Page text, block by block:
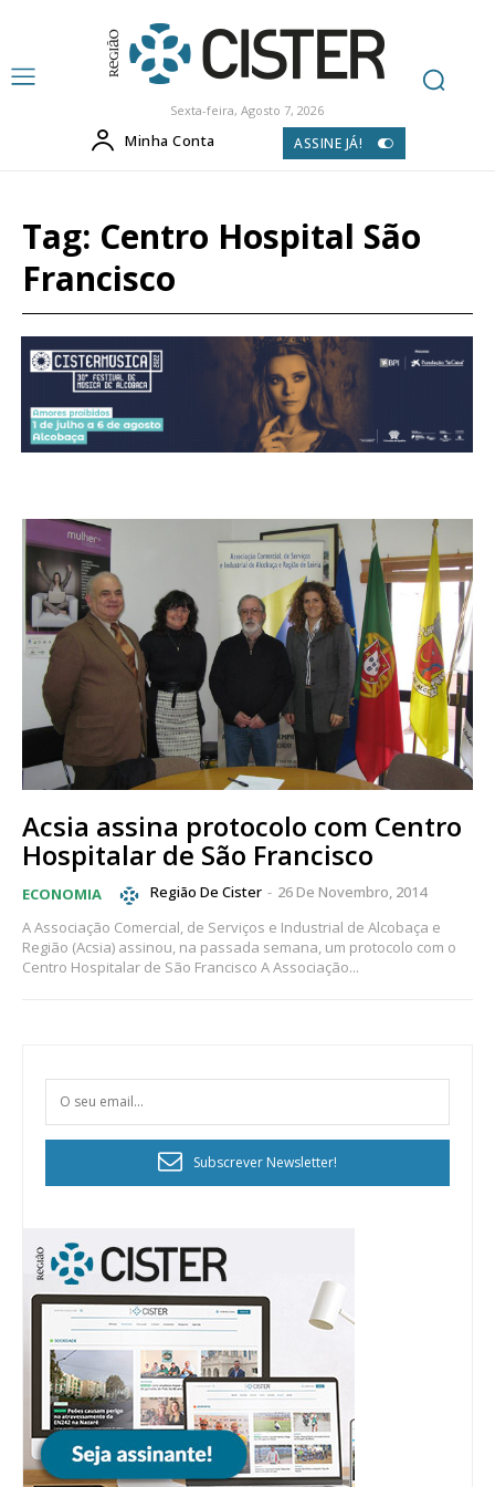
Sexta-feira, Agosto 7, 2026
Minha Conta ASSINE JÁ!
Tag: Centro Hospital São
Francisco
Acsia assina protocolo com Centro
Hospitalar de São Francisco
ECONOMIA Região De Cister - 26 De Novembro, 2014
A Associação Comercial, de Serviços e Industrial de Alcobaça e
Região (Acsia) assinou, na passada semana, um protocolo com o
Centro Hospitalar de São Francisco A Associação...
Subscrever Newsletter!